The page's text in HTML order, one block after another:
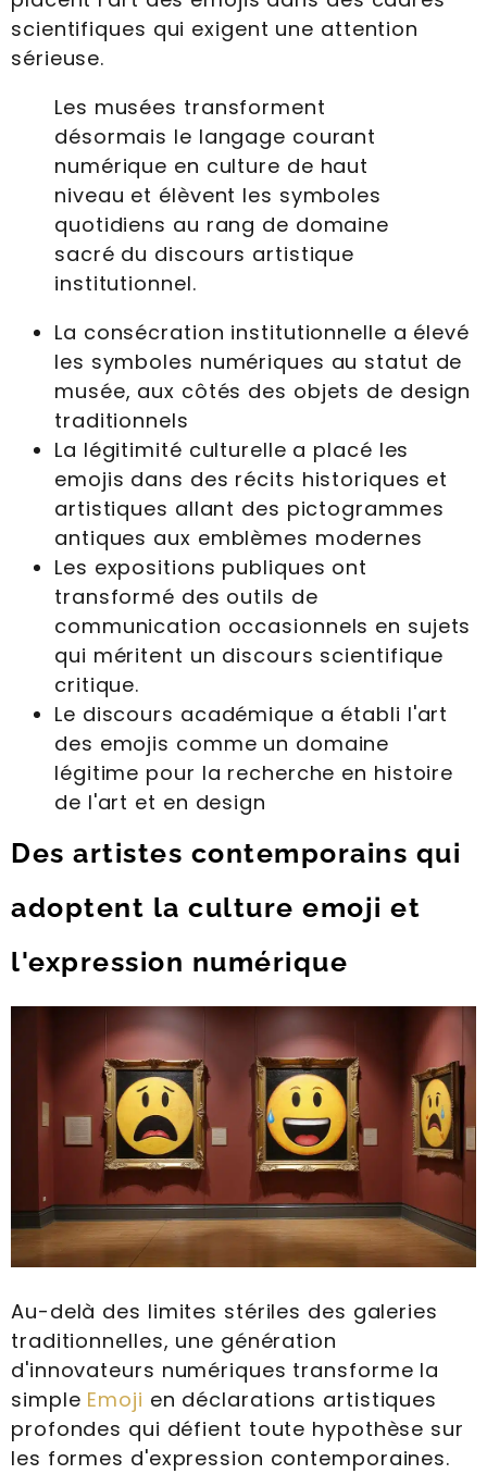
scientifiques qui exigent une attention
sérieuse.
Les musées transforment
désormais le langage courant
numérique en culture de haut
niveau et élèvent les symboles
quotidiens au rang de domaine
sacré du discours artistique
institutionnel.
La consécration institutionnelle a élevé
les symboles numériques au statut de
musée, aux côtés des objets de design
traditionnels
La légitimité culturelle a placé les
emojis dans des récits historiques et
artistiques allant des pictogrammes
antiques aux emblèmes modernes
Les expositions publiques ont
transformé des outils de
communication occasionnels en sujets
qui méritent un discours scientifique
critique.
Le discours académique a établi l'art
des emojis comme un domaine
légitime pour la recherche en histoire
de l'art et en design
Des artistes contemporains qui
adoptent la culture emoji et
l'expression numérique
Au-delà des limites stériles des galeries
traditionnelles, une génération
d'innovateurs numériques transforme la
simple Emoji en déclarations artistiques
profondes qui défient toute hypothèse sur
les formes d'expression contemporaines.